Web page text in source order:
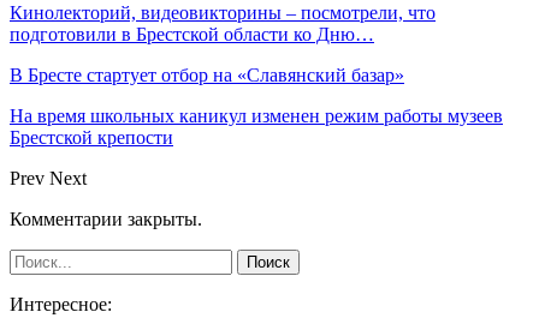
Кинолекторий, видеовикторины – посмотрели, что
подготовили в Брестской области ко Дню…
В Бресте стартует отбор на «Славянский базар»
На время школьных каникул изменен режим работы музеев
Брестской крепости
Prev Next
Комментарии закрыты.
Интересное: